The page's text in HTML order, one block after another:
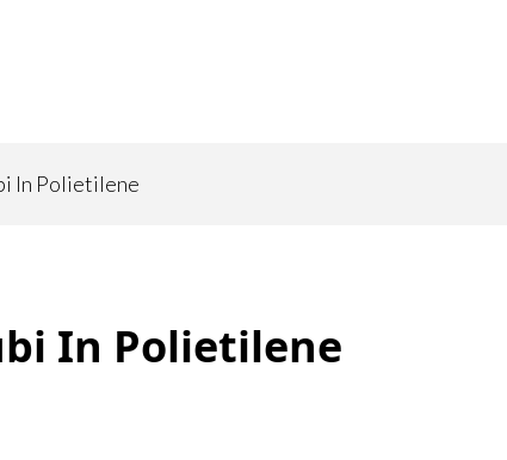
In Polietilene
In Polietilene